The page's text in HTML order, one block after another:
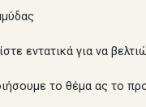
εντατικά για να
το θέμα ας το